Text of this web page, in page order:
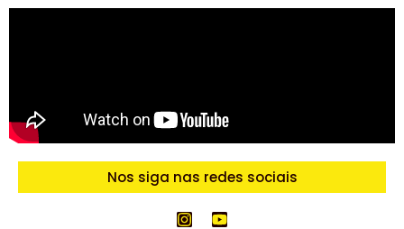
Nos siga nas redes sociais